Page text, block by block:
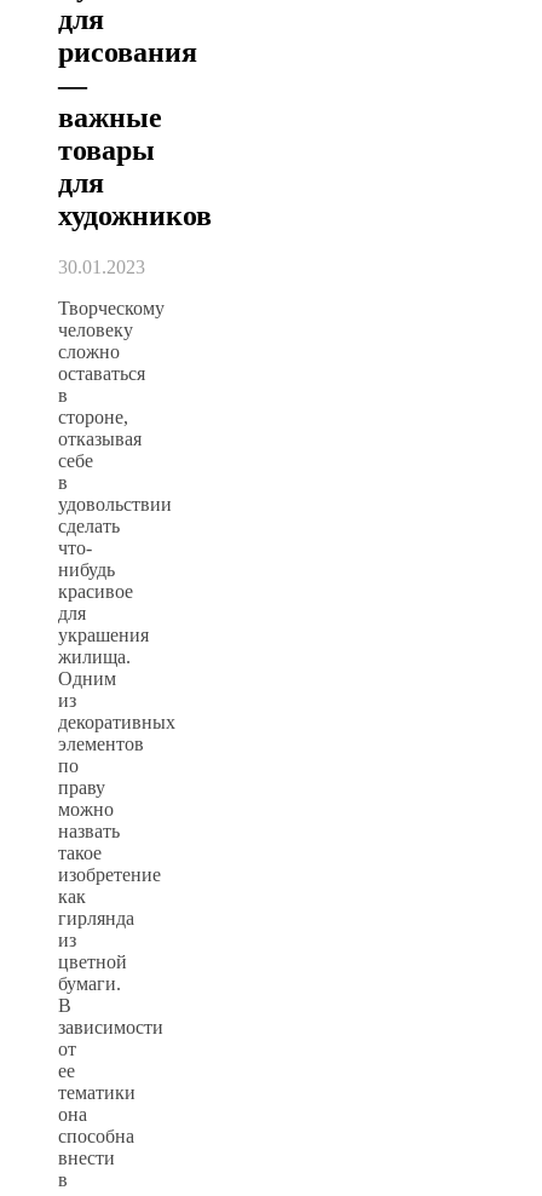
для
рисования
—
важные
товары
для
художников
30.01.2023
Творческому
человеку
сложно
оставаться
в
стороне,
отказывая
себе
в
удовольствии
сделать
что-
нибудь
красивое
для
украшения
жилища.
Одним
из
декоративных
элементов
по
праву
можно
назвать
такое
изобретение
как
гирлянда
из
цветной
бумаги.
В
зависимости
от
ее
тематики
она
способна
внести
в